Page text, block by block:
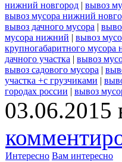
нижний новгород | вывоз
вывоз мусора нижний
вывоз дачного мусора |
мусора нижний | вывоз
крупногабаритного
дачного участка | вывоз
вывоз садового мусора |
участка +с грузчиками |
городах россии | вывоз
03.06.2015
Интересно Вам интересно